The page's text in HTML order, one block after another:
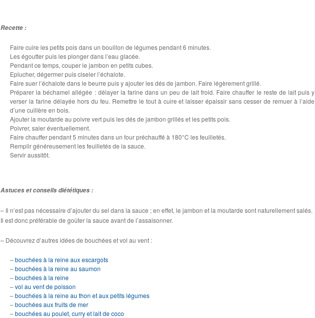
Recette :
Faire cuire les petits pois dans un bouillon de légumes pendant 6 minutes.
Les égoutter puis les plonger dans l’eau glacée.
Pendant ce temps, couper le jambon en petits cubes.
Eplucher, dégermer puis ciseler l’échalote.
Faire suer l’échalote dans le beurre puis y ajouter les dés de jambon. Faire légèrement grillé.
Préparer la béchamel allégée : délayer la farine dans un peu de lait froid. Faire chauffer le reste de lait puis y
verser la farine délayée hors du feu. Remettre le tout à cuire et laisser épaissir sans cesser de remuer à l’aide
d’une cuillère en bois.
Ajouter la moutarde au poivre vert puis les dés de jambon grillés et les petits pois.
Poivrer, saler éventuellement.
Faire chauffer pendant 5 minutes dans un four préchauffé à 180°C les feuilletés.
Remplir généreusement les feuilletés de la sauce.
Servir aussitôt.
Astuces et conseils diététiques :
– Il n’est pas nécessaire d’ajouter du sel dans la sauce ; en effet, le jambon et la moutarde sont naturellement salés.
Il est donc préférable de goûter la sauce avant de l’assaisonner.
– Découvrez d’autres idées de bouchées et vol au vent :
–bouchées à la reine aux escargots
–bouchées à la reine au saumon
–bouchées à la reine
–vol au vent de poisson
–bouchées à la reine au thon et aux petits légumes
–bouchées aux fruits de mer
–bouchées au poulet, curry et lait de coco